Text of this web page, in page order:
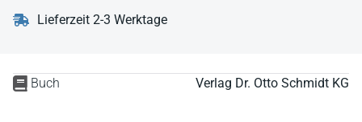
Buch Verlag Dr. Otto Schmidt KG
Lieferzeit 2-3 Werktage